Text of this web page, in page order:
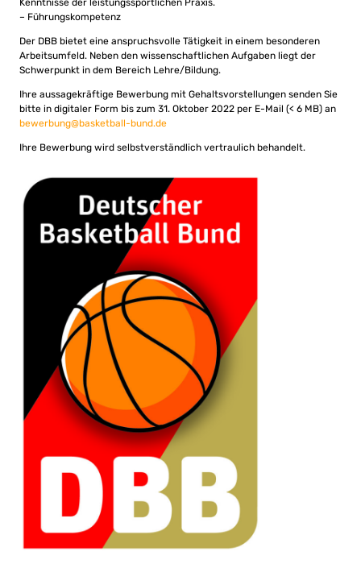
Kenntnisse der leistungssportlichen Praxis.
– Führungskompetenz
Der DBB bietet eine anspruchsvolle Tätigkeit in einem besonderen
Arbeitsumfeld. Neben den wissenschaftlichen Aufgaben liegt der
Schwerpunkt in dem Bereich Lehre/Bildung.
Ihre aussagekräftige Bewerbung mit Gehaltsvorstellungen senden Sie
bitte in digitaler Form bis zum 31. Oktober 2022 per E-Mail (< 6 MB) an
bewerbung@basketball-bund.de
Ihre Bewerbung wird selbstverständlich vertraulich behandelt.